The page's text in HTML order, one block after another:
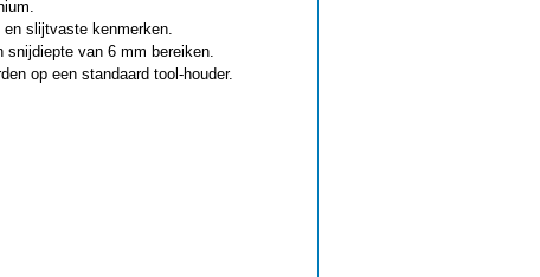
slijtvaste kenmerken.
snijdiepte van 6 mm bereiken.
op een standaard tool-houder.